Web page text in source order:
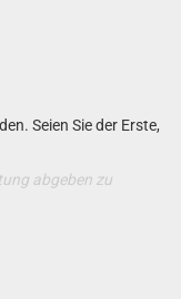
Seien Sie der Erste,
abgeben zu